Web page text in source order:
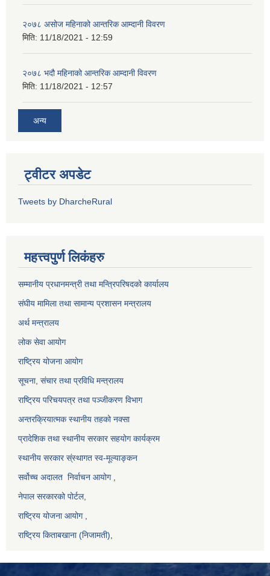
२०७८ असोज महिनाको आन्तरिक आम्दानी विवरण
मिति: 11/18/2021 - 12:59
२०७८ भदौ महिनाको आन्तरिक आम्दानी विवरण
मिति: 11/18/2021 - 12:57
अन्य
ट्वीटर अपडेट
Tweets by DharcheRural
महत्त्वपुर्ण लिकंहरु
सम्मानीय प्रधानमन्त्री तथा मन्त्रिपरिषदको कार्यालय
संघीय मामिला तथा सामान्य प्रशासन मन्त्रालय
अर्थ मन्त्रालय
लोक सेवा आयोग
राष्ट्रिय योजना आयोग
सूचना, संचार तथा प्रविधि मन्त्रालय
राष्ट्रिय परिचयपत्र तथा पञ्जीकरण विभाग
अन्तरक्रियात्मक स्थानीय तहको नक्सा
प्रादेशिक तथा स्थानीय सरकार सहयोग कार्यक्रम
स्थानीय सरकार स्ंस्थागत स्व-मूल्याङ्कन
सर्वोच्च अदालत निर्वाचन आयोग,
नेपाल सरकारको पोर्टल,
राष्ट्रिय योजना आयोग,
राष्ट्रिय किताबखाना (निजामती)